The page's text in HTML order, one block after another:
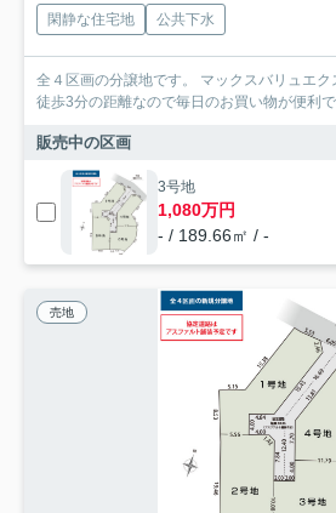
閑静な住宅地 公共下水
全４区画の分譲地です。 マックスバリュエ
徒歩3分の距離なので毎日のお買い物が便利
販売中の区画
3号地
1,080万円
- / 189.66㎡ / -
売地